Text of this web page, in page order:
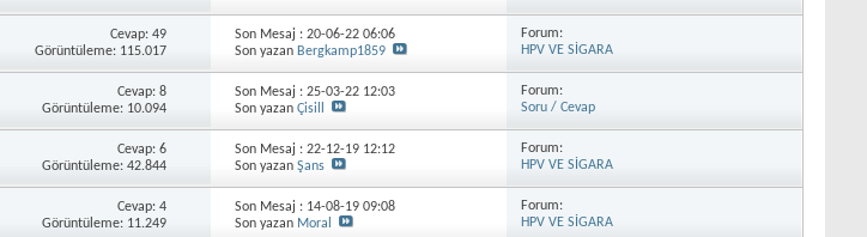
Cevap: 49
Görüntüleme: 115.017
Son Mesaj : 20-06-2206:06
Son yazanBergkamp1859
Forum:
HPV VE SİGARA
Cevap: 8
Görüntüleme: 10.094
Son Mesaj : 25-03-22 12:03
Son yazanÇisill
Forum:
Soru / Cevap
Cevap: 6
Görüntüleme: 42.844
Son Mesaj : 22-12-19 12:12
Son yazanŞans
Forum:
HPV VE SİGARA
Cevap: 4
Görüntüleme: 11.249
Son Mesaj : 14-08-1909:08
Son yazan Moral
Forum:
HPV VE SİGARA